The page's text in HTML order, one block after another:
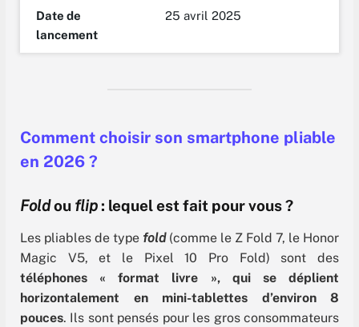
Date de
lancement
25 avril 2025
Comment choisir son smartphone pliable
en 2026 ?
Foldou flip : lequel est fait pour vous ?
Les pliables de type fold(comme le Z Fold 7, le Honor
Magic V5, et le Pixel 10 Pro Fold) sont des
téléphones « format livre », qui se déplient
horizontalement en mini-tablettes d’environ 8
pouces. Ils sont pensés pour les gros consommateurs